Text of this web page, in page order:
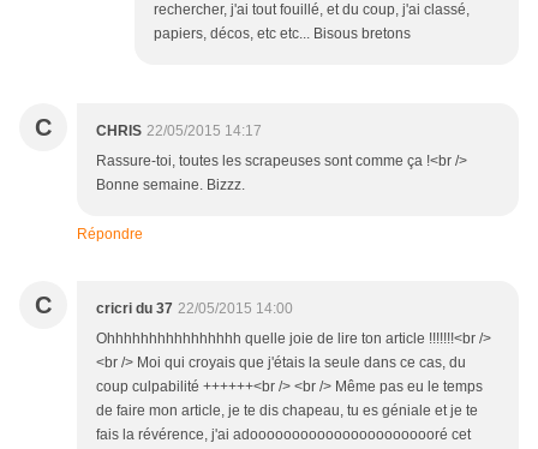
rechercher, j'ai tout fouillé, et du coup, j'ai classé,
papiers, décos, etc etc... Bisous bretons
C CHRIS 22/05/2015 14:17
Rassure-toi, toutes les scrapeuses sont comme ça !<br />
Bonne semaine. Bizzz.
Répondre
C cricri du 37 22/05/2015 14:00
Ohhhhhhhhhhhhhhhh quelle joie de lire ton article !!!!!!!<br />
<br /> Moi qui croyais que j'étais la seule dans ce cas, du
coup culpabilité ++++++<br /> <br /> Même pas eu le temps
de faire mon article, je te dis chapeau, tu es géniale et je te
fais la révérence, j'ai adooooooooooooooooooooooré cet